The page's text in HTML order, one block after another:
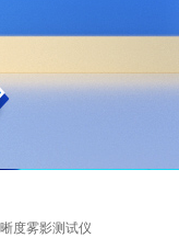
度雾影测试仪